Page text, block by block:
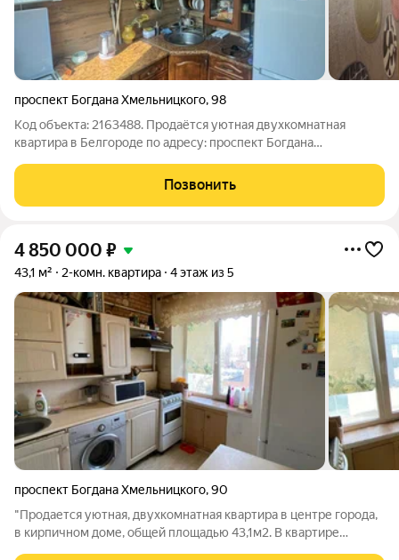
проспект Богдана Хмельницкого,98
Код объекта: 2163488. Продаётся уютная двухкомнатная
квартира в Белгороде по адресу: проспект Богдана
пятиэтажного кирпичного дома 1963 года постройки. Общая
площадь квартиры составляет 43 кв.
Позвонить
4 850 000 ₽
43,1 м² 2-комн. квартира 4 этаж из 5
проспект Богдана Хмельницкого,90
"Продается уютная, двухкомнатная квартира в центре города,
в кирпичном доме, общей площадью 43,1м2. В квартире